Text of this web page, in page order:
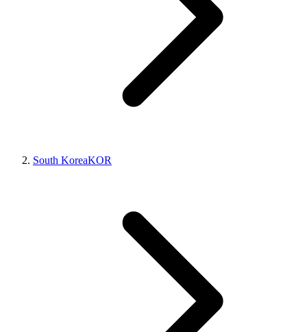
South KoreaKOR